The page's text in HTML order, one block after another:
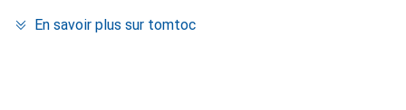
En savoir plus sur tomtoc